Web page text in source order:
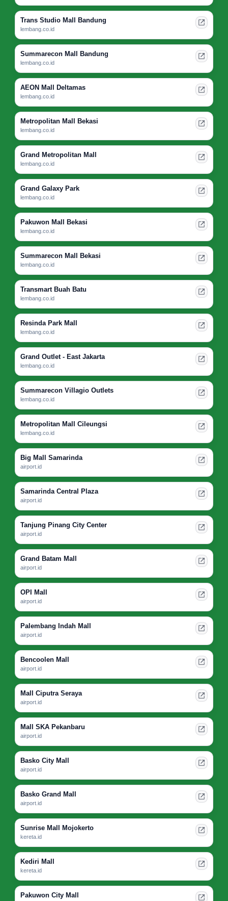
Trans Studio Mall Bandung
lembang.co.id
Summarecon Mall Bandung
lembang.co.id
AEON Mall Deltamas
lembang.co.id
Metropolitan Mall Bekasi
lembang.co.id
Grand Metropolitan Mall
lembang.co.id
Grand Galaxy Park
lembang.co.id
Pakuwon Mall Bekasi
lembang.co.id
Summarecon Mall Bekasi
lembang.co.id
Transmart Buah Batu
lembang.co.id
Resinda Park Mall
lembang.co.id
Grand Outlet - East Jakarta
lembang.co.id
Summarecon Villagio Outlets
lembang.co.id
Metropolitan Mall Cileungsi
lembang.co.id
Big Mall Samarinda
airport.id
Samarinda Central Plaza
airport.id
Tanjung Pinang City Center
airport.id
Grand Batam Mall
airport.id
OPI Mall
airport.id
Palembang Indah Mall
airport.id
Bencoolen Mall
airport.id
Mall Ciputra Seraya
airport.id
Mall SKA Pekanbaru
airport.id
Basko City Mall
airport.id
Basko Grand Mall
airport.id
Sunrise Mall Mojokerto
kereta.id
Kediri Mall
kereta.id
Pakuwon City Mall